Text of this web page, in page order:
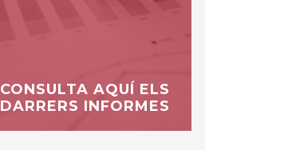
CONSULTA AQUÍ ELS
DARRERS INFORMES